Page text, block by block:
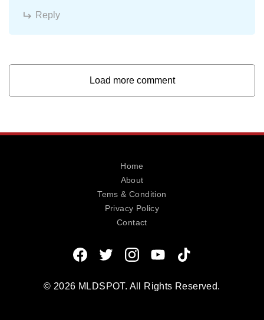
Reply
Load more comment
© 2026 MLDSPOT. All Rights Reserved.
Home
About
Tems & Condition
Privacy Policy
Contact